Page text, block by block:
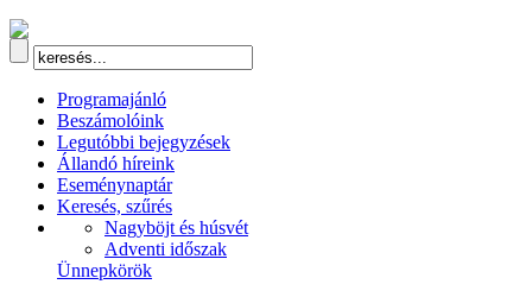
Programajánló
Beszámolóink
Legutóbbi bejegyzések
Állandó híreink
Eseménynaptár
Keresés, szűrés
Nagyböjt és húsvét
Adventi időszak
Ünnepkörök